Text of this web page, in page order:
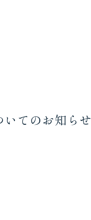
てのお知らせ